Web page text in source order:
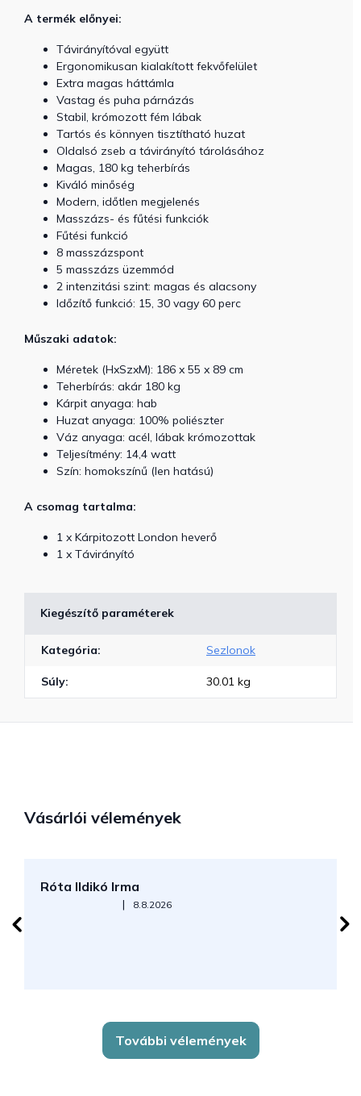
A termék előnyei:
Távirányítóval együtt
Ergonomikusan kialakított fekvőfelület
Extra magas háttámla
Vastag és puha párnázás
Stabil, krómozott fém lábak
Tartós és könnyen tisztítható huzat
Oldalsó zseb a távirányító tárolásához
Magas, 180 kg teherbírás
Kiváló minőség
Modern, időtlen megjelenés
Masszázs- és fűtési funkciók
Fűtési funkció
8 masszázspont
5 masszázs üzemmód
2 intenzitási szint: magas és alacsony
Időzítő funkció: 15, 30 vagy 60 perc
Műszaki adatok:
Méretek (HxSzxM): 186 x 55 x 89 cm
Teherbírás: akár 180 kg
Kárpit anyaga: hab
Huzat anyaga: 100% poliészter
Váz anyaga: acél, lábak krómozottak
Teljesítmény: 14,4 watt
Szín: homokszínű (len hatású)
A csomag tartalma:
1 x Kárpitozott London heverő
1 x Távirányító
Kiegészítő paraméterek
Kategória: Sezlonok
Súly: 30.01 kg
Vásárlói vélemények
Róta Ildikó Irma
Az áruház értékelése 5-ből 5 csillag.
| 8.8.2026
További vélemények